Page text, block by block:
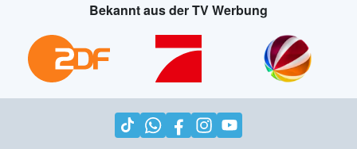
Bekannt aus der TV Werbung